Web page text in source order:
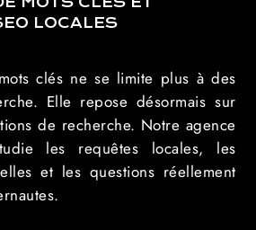
LOCALES
clés ne se limite plus à des
Elle repose désormais sur
de recherche. Notre agence
les requêtes locales, les
et les questions réellement